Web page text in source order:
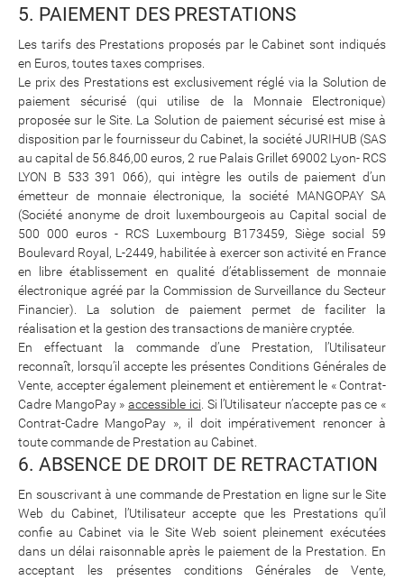
5. PAIEMENT DES PRESTATIONS
Les tarifs des Prestations proposés par le Cabinet sont indiqués
en Euros, toutes taxes comprises.
Le prix des Prestations est exclusivement réglé via la Solution de
paiement sécurisé (qui utilise de la Monnaie Electronique)
proposée sur le Site. La Solution de paiement sécurisé est mise à
disposition par le fournisseur du Cabinet, la société JURIHUB (SAS
au capital de 56.846,00 euros, 2 rue Palais Grillet 69002 Lyon- RCS
LYON B 533 391 066), qui intègre les outils de paiement d’un
émetteur de monnaie électronique, la société MANGOPAY SA
(Société anonyme de droit luxembourgeois au Capital social de
500 000 euros - RCS Luxembourg B173459, Siège social 59
Boulevard Royal, L-2449, habilitée à exercer son activité en France
en libre établissement en qualité d’établissement de monnaie
électronique agréé par la Commission de Surveillance du Secteur
Financier). La solution de paiement permet de faciliter la
réalisation et la gestion des transactions de manière cryptée.
En effectuant la commande d’une Prestation, l’Utilisateur
reconnaît, lorsqu’il accepte les présentes Conditions Générales de
Vente, accepter également pleinement et entièrement le « Contrat-
Cadre MangoPay »accessible ici . Si l’Utilisateur n’accepte pas ce «
Contrat-Cadre MangoPay », il doit impérativement renoncer à
toute commande de Prestation au Cabinet.
6. ABSENCE DE DROIT DE RETRACTATION
En souscrivant à une commande de Prestation en ligne sur le Site
Web du Cabinet, l’Utilisateur accepte que les Prestations qu’il
confie au Cabinet via le Site Web soient pleinement exécutées
dans un délai raisonnable après le paiement de la Prestation. En
acceptant les présentes conditions Générales de Vente,